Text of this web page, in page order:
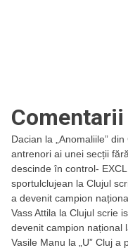
Dacian la
„Anomaliile”
antrenori ai unei secții
descinde în control-
sportulclujean la Clujul
a devenit campion
Vass Attila la Clujul scrie
devenit campion național
Vasile Manu la
„U” Cluj